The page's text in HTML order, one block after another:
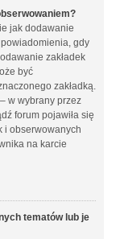
jak dodawanie
gdy
zakładek
być
zakładką.
w wybrany przez
forum pojawiła się
i obserwowanych
na karcie
tematów lub je